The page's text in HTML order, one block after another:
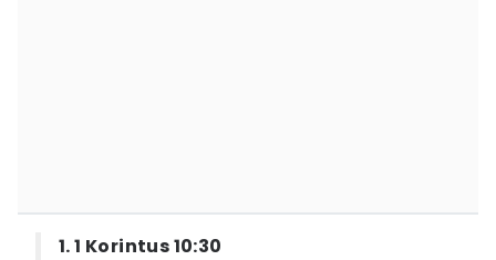
1. 1 Korintus 10:30